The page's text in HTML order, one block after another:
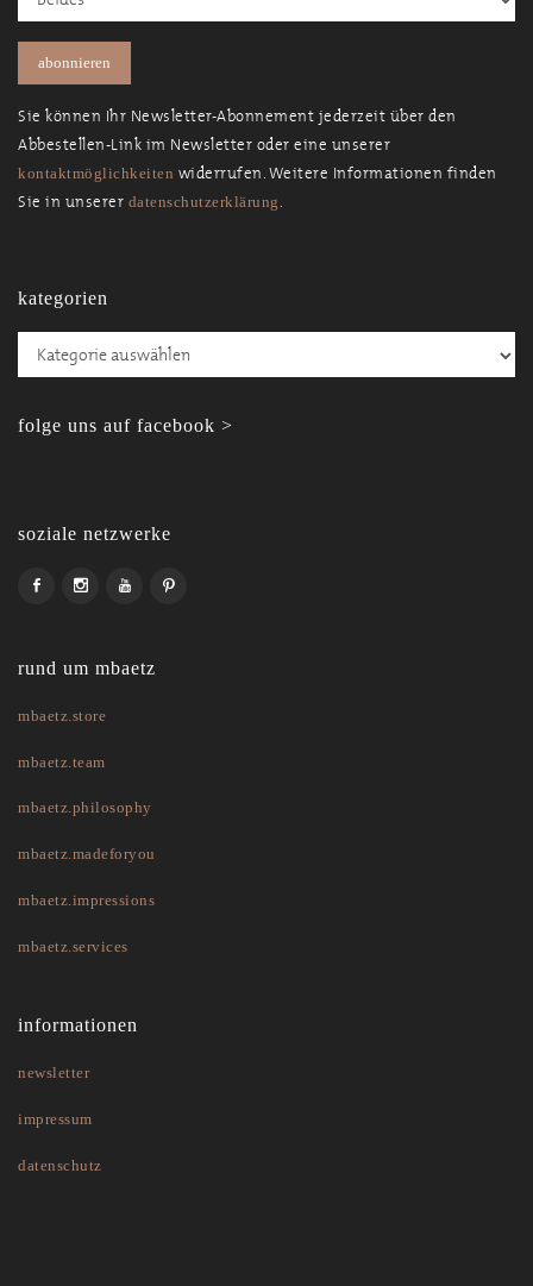
Sie können Ihr Newsletter-Abonnement jederzeit über den
Abbestellen-Link im Newsletter oder eine unserer
kontaktmöglichkeiten widerrufen. Weitere Informationen finden
Sie in unserer datenschutzerklärung.
kategorien
Kategorien
folge uns auf facebook >
soziale netzwerke
rund um mbaetz
mbaetz.store
mbaetz.team
mbaetz.philosophy
mbaetz.madeforyou
mbaetz.impressions
mbaetz.services
informationen
newsletter
impressum
datenschutz